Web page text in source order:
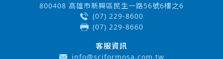
800408 高雄市新興區民生一路56號6樓之6
(07) 229-8600
(07) 229-8660
客服資訊
info@sciformosa.com.tw